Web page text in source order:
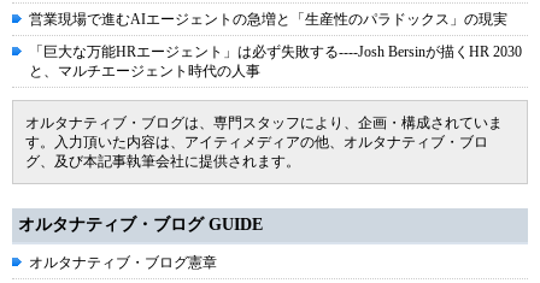
営業現場で進むAIエージェントの急増と「生産性のパラドックス」の現実
「巨大な万能HRエージェント」は必ず失敗する----Josh Bersinが描くHR 2030
と、マルチエージェント時代の人事
オルタナティブ・ブログは、専門スタッフにより、企画・構成されていま
す。入力頂いた内容は、アイティメディアの他、オルタナティブ・ブロ
グ、及び本記事執筆会社に提供されます。
オルタナティブ・ブログ GUIDE
オルタナティブ・ブログ憲章